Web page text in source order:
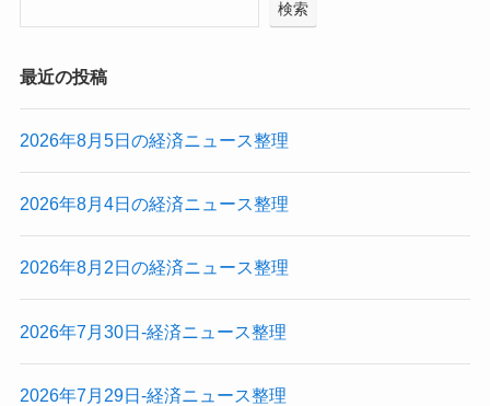
検索
最近の投稿
2026年8月5日の経済ニュース整理
2026年8月4日の経済ニュース整理
2026年8月2日の経済ニュース整理
2026年7月30日-経済ニュース整理
2026年7月29日-経済ニュース整理